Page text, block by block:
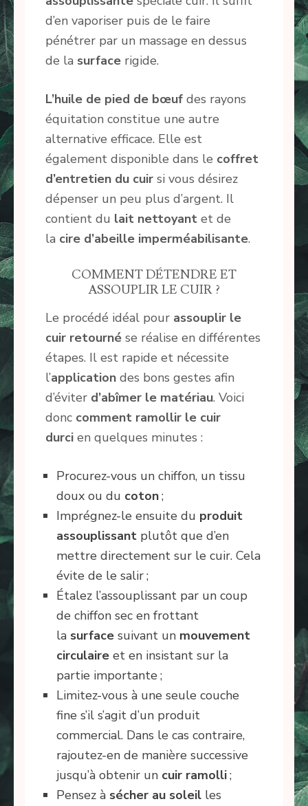
d’en vaporiser puis de le faire
pénétrer par un massage en dessus
de la surface rigide.
L’huile de pied de bœuf des rayons
équitation constitue une autre
alternative efficace. Elle est
également disponible dans le coffret
d’entretien du cuir si vous désirez
dépenser un peu plus d’argent. Il
contient du lait nettoyant et de
la cire d’abeille imperméabilisante.
COMMENT DÉTENDRE ET
ASSOUPLIR LE CUIR ?
Le procédé idéal pour assouplir le
cuir retourné se réalise en différentes
étapes. Il est rapide et nécessite
l’application des bons gestes afin
d’éviter d’abîmer le matériau. Voici
donc comment ramollir le cuir
durci en quelques minutes :
Procurez-vous un chiffon, un tissu
doux ou du coton;
Imprégnez-le ensuite du produit
assouplissant plutôt que d’en
mettre directement sur le cuir. Cela
évite de le salir ;
Étalez l’assouplissant par un coup
de chiffon sec en frottant
la surface suivant un mouvement
circulaire et en insistant sur la
partie importante ;
Limitez-vous à une seule couche
fine s’il s’agit d’un produit
commercial. Dans le cas contraire,
rajoutez-en de manière successive
jusqu’à obtenir un cuir ramolli;
Pensez à sécher au soleil les